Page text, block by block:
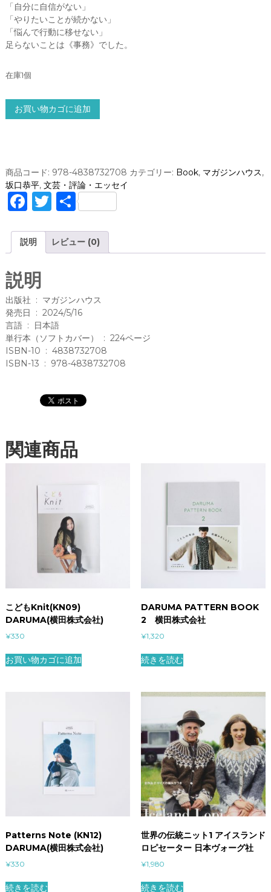
「自分に自信がない」
「やりたいことが続かない」
「悩んで行動に移せない」
足らないことは《事務》でした。
在庫1個
き
た
め
の
事
口
恭
平
(
著
)
道
草
ト
)
個
お買い物カゴに追加
商品コード: 978-4838732708 カテゴリー: Book, マガジンハウス,
坂口恭平, 文芸・評論・エッセイ
F
c
b
o
o
k
T
it
te
共
説明 レビュー (0)
説明
出版社 ‏ : ‎ マガジンハウス
発売日 ‏ : ‎ 2024/5/16
言語 ‏ : ‎ 日本語
単行本（ソフトカバー） ‏ : ‎ 224ページ
ISBN-10 ‏ : ‎ 4838732708
ISBN-13 ‏ : ‎ 978-4838732708
関連商品
こどもKnit(KN09)
DARUMA(横田株式会社)
¥330
お買い物カゴに追加
DARUMA PATTERN BOOK
2 横田株式会社
¥1,320
続きを読む
Patterns Note (KN12)
DARUMA(横田株式会社)
¥330
続きを読む
世界の伝統ニット1 アイスランド
ロピセーター 日本ヴォーグ社
¥1,980
続きを読む